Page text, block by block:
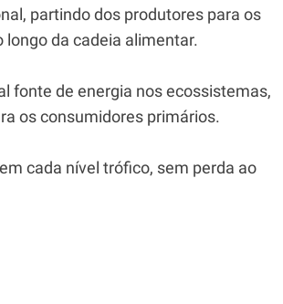
partindo dos produtores para os
da cadeia alimentar.
fonte de energia nos ecossistemas,
os consumidores primários.
cada nível trófico, sem perda ao